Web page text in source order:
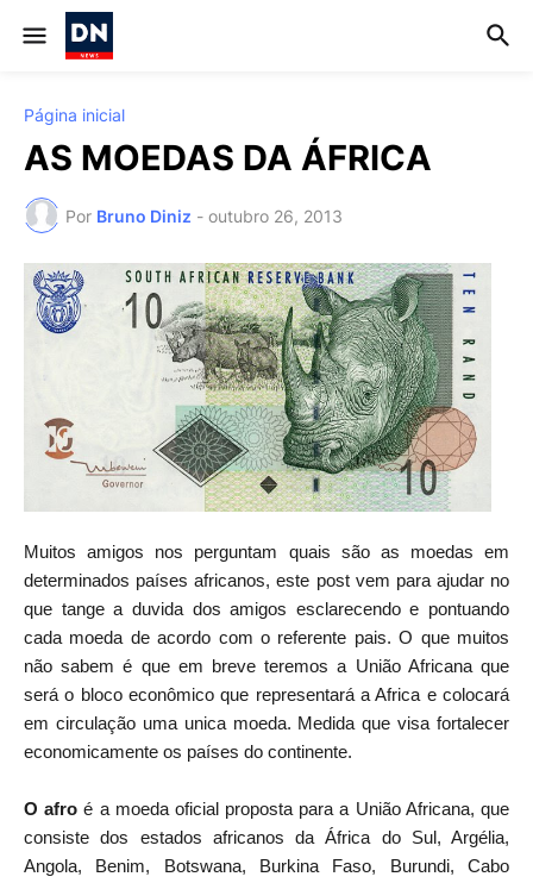
Página inicial
AS MOEDAS DA ÁFRICA
Por Bruno Diniz - outubro 26, 2013
Muitos amigos nos perguntam quais são as moedas em
determinados países africanos, este post vem para ajudar no
que tange a duvida dos amigos esclarecendo e pontuando
cada moeda de acordo com o referente pais. O que muitos
não sabem é que em breve teremos a União Africana que
será o bloco econômico que representará a Africa e colocará
em circulação uma unica moeda. Medida que visa fortalecer
economicamente os países do continente.
O afro é a moeda oficial proposta para a União Africana, que
consiste dos estados africanos da África do Sul, Argélia,
Angola, Benim, Botswana, Burkina Faso, Burundi, Cabo